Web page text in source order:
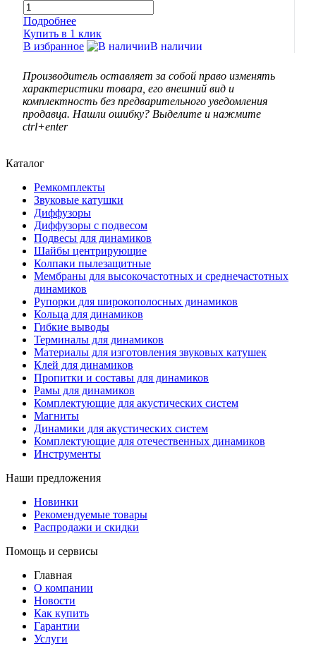
Подробнее
Купить в 1 клик
В избранное
В наличии
Производитель оставляет за собой право изменять
характеристики товара, его внешний вид и
комплектность без предварительного уведомления
продавца. Нашли ошибку? Выделите и нажмите
ctrl+enter
Каталог
Ремкомплекты
Звуковые катушки
Диффузоры
Диффузоры с подвесом
Подвесы для динамиков
Шайбы центрирующие
Колпаки пылезащитные
Мембраны для высокочастотных и среднечастотных
динамиков
Рупорки для широкополосных динамиков
Кольца для динамиков
Гибкие выводы
Терминалы для динамиков
Материалы для изготовления звуковых катушек
Клей для динамиков
Пропитки и составы для динамиков
Рамы для динамиков
Комплектующие для акустических систем
Магниты
Динамики для акустических систем
Комплектующие для отечественных динамиков
Инструменты
Наши предложения
Новинки
Рекомендуемые товары
Распродажи и скидки
Помощь и сервисы
Главная
О компании
Новости
Как купить
Гарантии
Услуги